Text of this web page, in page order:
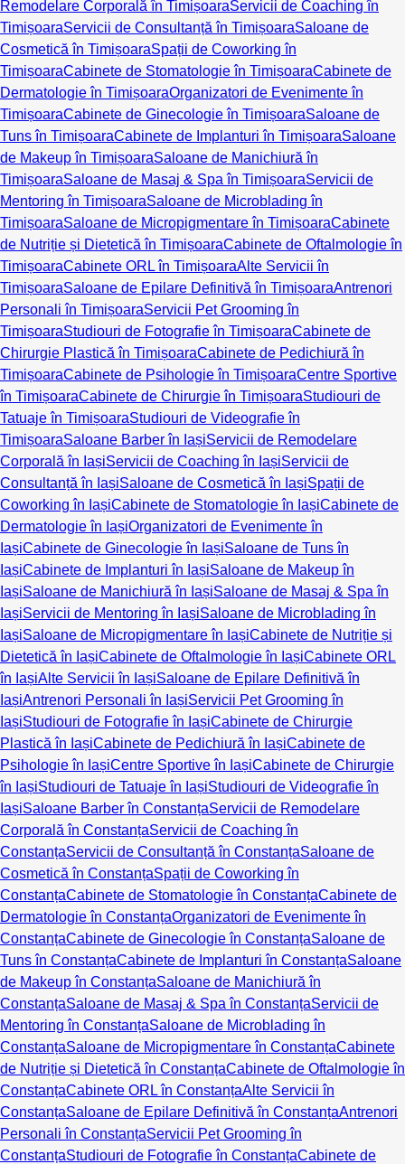
Remodelare Corporală în TimișoaraServicii de Coaching în
TimișoaraServicii de Consultanță în TimișoaraSaloane de
Cosmetică în TimișoaraSpații de Coworking în
TimișoaraCabinete de Stomatologie în TimișoaraCabinete de
Dermatologie în TimișoaraOrganizatori de Evenimente în
TimișoaraCabinete de Ginecologie în TimișoaraSaloane de
Tuns în TimișoaraCabinete de Implanturi în TimișoaraSaloane
de Makeup în TimișoaraSaloane de Manichiură în
TimișoaraSaloane de Masaj & Spa în TimișoaraServicii de
Mentoring în TimișoaraSaloane de Microblading în
TimișoaraSaloane de Micropigmentare în TimișoaraCabinete
de Nutriție și Dietetică în TimișoaraCabinete de Oftalmologie în
TimișoaraCabinete ORL în TimișoaraAlte Servicii în
TimișoaraSaloane de Epilare Definitivă în TimișoaraAntrenori
Personali în TimișoaraServicii Pet Grooming în
TimișoaraStudiouri de Fotografie în TimișoaraCabinete de
Chirurgie Plastică în TimișoaraCabinete de Pedichiură în
TimișoaraCabinete de Psihologie în TimișoaraCentre Sportive
în TimișoaraCabinete de Chirurgie în TimișoaraStudiouri de
Tatuaje în TimișoaraStudiouri de Videografie în
TimișoaraSaloane Barber în IașiServicii de Remodelare
Corporală în IașiServicii de Coaching în IașiServicii de
Consultanță în IașiSaloane de Cosmetică în IașiSpații de
Coworking în IașiCabinete de Stomatologie în IașiCabinete de
Dermatologie în IașiOrganizatori de Evenimente în
IașiCabinete de Ginecologie în IașiSaloane de Tuns în
IașiCabinete de Implanturi în IașiSaloane de Makeup în
IașiSaloane de Manichiură în IașiSaloane de Masaj & Spa în
IașiServicii de Mentoring în IașiSaloane de Microblading în
IașiSaloane de Micropigmentare în IașiCabinete de Nutriție și
Dietetică în IașiCabinete de Oftalmologie în IașiCabinete ORL
în IașiAlte Servicii în IașiSaloane de Epilare Definitivă în
IașiAntrenori Personali în IașiServicii Pet Grooming în
IașiStudiouri de Fotografie în IașiCabinete de Chirurgie
Plastică în IașiCabinete de Pedichiură în IașiCabinete de
Psihologie în IașiCentre Sportive în IașiCabinete de Chirurgie
în IașiStudiouri de Tatuaje în IașiStudiouri de Videografie în
IașiSaloane Barber în ConstanțaServicii de Remodelare
Corporală în ConstanțaServicii de Coaching în
ConstanțaServicii de Consultanță în ConstanțaSaloane de
Cosmetică în ConstanțaSpații de Coworking în
ConstanțaCabinete de Stomatologie în ConstanțaCabinete de
Dermatologie în ConstanțaOrganizatori de Evenimente în
ConstanțaCabinete de Ginecologie în ConstanțaSaloane de
Tuns în ConstanțaCabinete de Implanturi în ConstanțaSaloane
de Makeup în ConstanțaSaloane de Manichiură în
ConstanțaSaloane de Masaj & Spa în ConstanțaServicii de
Mentoring în ConstanțaSaloane de Microblading în
ConstanțaSaloane de Micropigmentare în ConstanțaCabinete
de Nutriție și Dietetică în ConstanțaCabinete de Oftalmologie în
ConstanțaCabinete ORL în ConstanțaAlte Servicii în
ConstanțaSaloane de Epilare Definitivă în ConstanțaAntrenori
Personali în ConstanțaServicii Pet Grooming în
ConstanțaStudiouri de Fotografie în ConstanțaCabinete de